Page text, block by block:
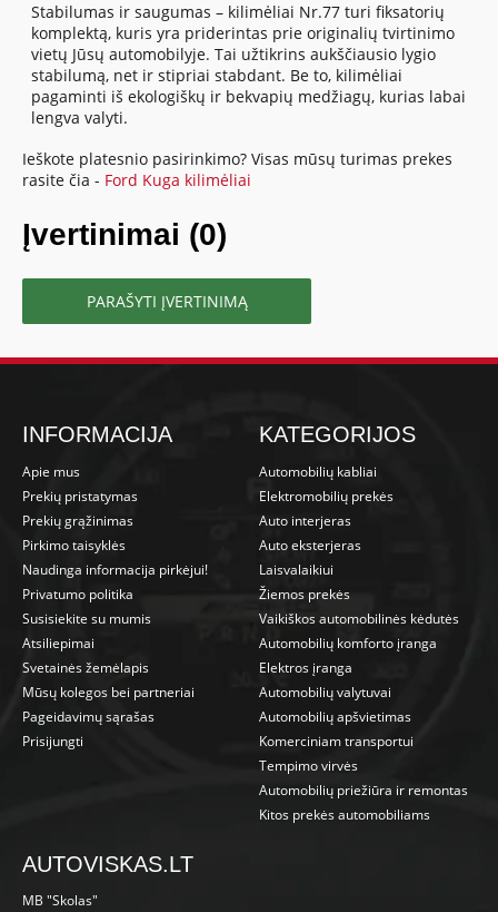
Stabilumas ir saugumas – kilimėliai Nr.77 turi fiksatorių
komplektą, kuris yra priderintas prie originalių tvirtinimo
vietų Jūsų automobilyje. Tai užtikrins aukščiausio lygio
stabilumą, net ir stipriai stabdant. Be to, kilimėliai
pagaminti iš ekologiškų ir bekvapių medžiagų, kurias labai
lengva valyti.
Ieškote platesnio pasirinkimo? Visas mūsų turimas prekes
rasite čia - Ford Kuga kilimėliai
Įvertinimai (0)
PARAŠYTI ĮVERTINIMĄ
INFORMACIJA
Apie mus
Prekių pristatymas
Prekių grąžinimas
Pirkimo taisyklės
Naudinga informacija pirkėjui!
Privatumo politika
Susisiekite su mumis
Atsiliepimai
Svetainės žemėlapis
Mūsų kolegos bei partneriai
Pageidavimų sąrašas
Prisijungti
KATEGORIJOS
Automobilių kabliai
Elektromobilių prekės
Auto interjeras
Auto eksterjeras
Laisvalaikiui
Žiemos prekės
Vaikiškos automobilinės kėdutės
Automobilių komforto įranga
Elektros įranga
Automobilių valytuvai
Automobilių apšvietimas
Komerciniam transportui
Tempimo virvės
Automobilių priežiūra ir remontas
Kitos prekės automobiliams
AUTOVISKAS.LT
MB "Skolas"